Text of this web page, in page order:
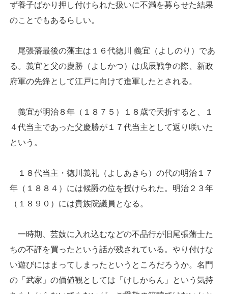
ず養子ばかり押し付けられた扱いに不満を募らせた結果
のことでもあるらしい。
尾張藩最後の藩主は１６代徳川 義宜（よしのり）であ
る。義宜と父の慶勝（よしかつ）は戊辰戦争の際、新政
府軍の先鋒として江戸に向けて進軍したとされる。
義宜が明治８年（１８７５）１８歳で夭折すると、１
４代当主であった父慶勝が１７代当主として返り咲いた
という。
１８代当主・徳川義礼（よしあきら）の代の明治１７
年（１８８４）には候爵の位を授けられた。明治２３年
（１８９０）には貴族院議員となる。
一時期、芸妓に入れ込むなどの不品行が旧尾張藩士た
ちの不評を買ったという話が残されている。やり付けな
い遊びにはまってしまったというところだろうか。名門
の「武家」の価値観としては「けしからん」という気持